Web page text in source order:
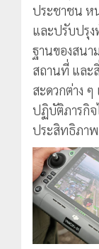
ประชาชน ห
และปรับปรุง
ฐานของสนา
สถานที่ และ
สะดวกต่าง ๆ
ปฏิบัติภารกิจ
ประสิทธิภาพ